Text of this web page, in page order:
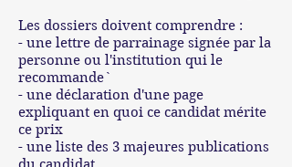
Les dossiers doivent comprendre :
- une lettre de parrainage signée par la
personne ou l'institution qui le
recommande`
- une déclaration d'une page
expliquant en quoi ce candidat mérite
ce prix
- une liste des 3 majeures publications